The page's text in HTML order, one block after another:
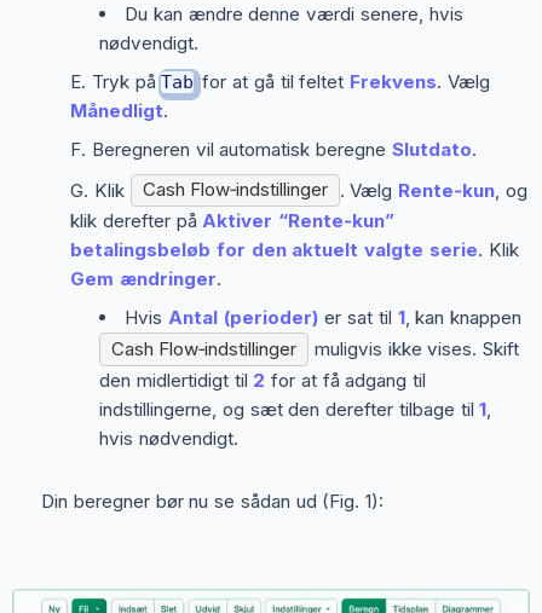
Du kan ændre denne værdi senere, hvis
nødvendigt.
Tryk påTab for at gå til feltet Frekvens. Vælg
Månedligt.
Beregneren vil automatisk beregne Slutdato.
Klik
Cash Flow‑indstillinger . Vælg Rente‑kun , og
klik derefter påAktiver “Rente‑kun”
betalingsbeløb for den aktuelt valgte serie. Klik
Gem ændringer.
Hvis Antal (perioder) er sat til 1, kan knappen
Cash Flow‑indstillinger
muligvis ikke vises. Skift
den midlertidigt til 2 for at få adgang til
indstillingerne, og sæt den derefter tilbage til1
hvis nødvendigt.
Din beregner bør nu se sådan ud (Fig. 1):